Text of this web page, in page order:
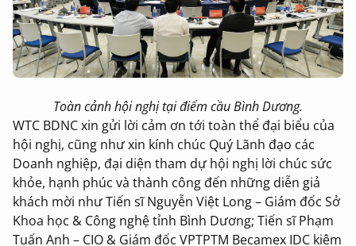
Toàn cảnh hội nghị tại điểm cầu Bình Dương.
WTC BDNC xin gửi lời cảm ơn tới toàn thể đại biểu của
hội nghị, cũng như xin kính chúc Quý Lãnh đạo các
Doanh nghiệp, đại diện tham dự hội nghị lời chúc sức
khỏe, hạnh phúc và thành công đến những diễn giả
khách mời như Tiến sĩ Nguyễn Việt Long – Giám đốc Sở
Khoa học & Công nghệ tỉnh Bình Dương; Tiến sĩ Phạm
Tuấn Anh – CIO & Giám đốc VPTPTM Becamex IDC kiêm